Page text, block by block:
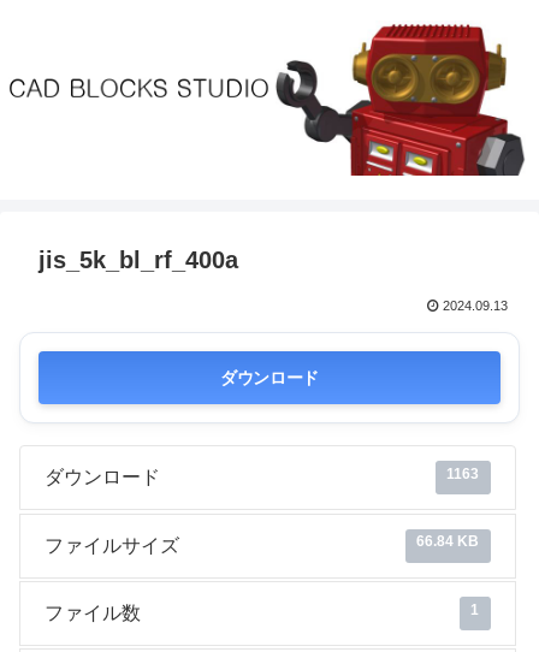
jis_5k_bl_rf_400a
2024.09.13
ダウンロード
ダウンロード 1163
ファイルサイズ 66.84 KB
ファイル数 1